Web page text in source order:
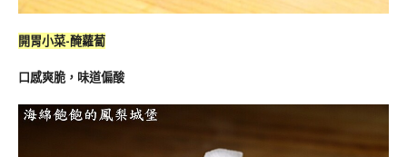
開胃小菜-醃蘿蔔
口感爽脆，味道偏酸